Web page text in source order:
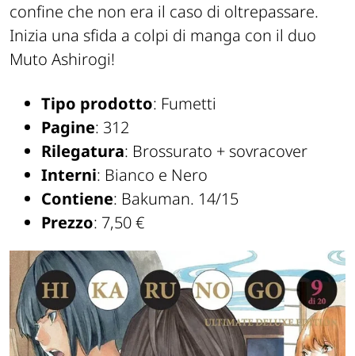
confine che non era il caso di oltrepassare.
Inizia una sfida a colpi di manga con il duo
Muto Ashirogi!
Tipo prodotto: Fumetti
Pagine: 312
Rilegatura: Brossurato + sovracover
Interni: Bianco e Nero
Contiene: Bakuman. 14/15
Prezzo: 7,50 €